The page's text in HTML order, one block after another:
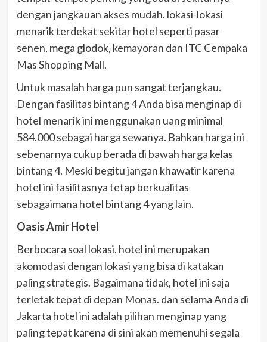
dengan jangkauan akses mudah. lokasi-lokasi
menarik terdekat sekitar hotel seperti pasar
senen, mega glodok, kemayoran dan ITC Cempaka
Mas Shopping Mall.
Untuk masalah harga pun sangat terjangkau.
Dengan fasilitas bintang 4 Anda bisa menginap di
hotel menarik ini menggunakan uang minimal
584.000 sebagai harga sewanya. Bahkan harga ini
sebenarnya cukup berada di bawah harga kelas
bintang 4. Meski begitu jangan khawatir karena
hotel ini fasilitasnya tetap berkualitas
sebagaimana hotel bintang 4 yang lain.
Oasis Amir Hotel
Berbocara soal lokasi, hotel ini merupakan
akomodasi dengan lokasi yang bisa di katakan
paling strategis. Bagaimana tidak, hotel ini saja
terletak tepat di depan Monas. dan selama Anda di
Jakarta hotel ini adalah pilihan menginap yang
paling tepat karena di sini akan memenuhi segala